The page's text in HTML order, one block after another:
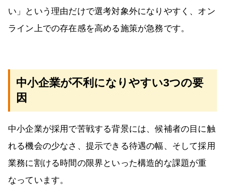
い」という理由だけで選考対象外になりやすく、オン
ライン上での存在感を高める施策が急務です。
中小企業が不利になりやすい3つの要
因
中小企業が採用で苦戦する背景には、候補者の目に触
れる機会の少なさ、提示できる待遇の幅、そして採用
業務に割ける時間の限界といった構造的な課題が重
なっています。